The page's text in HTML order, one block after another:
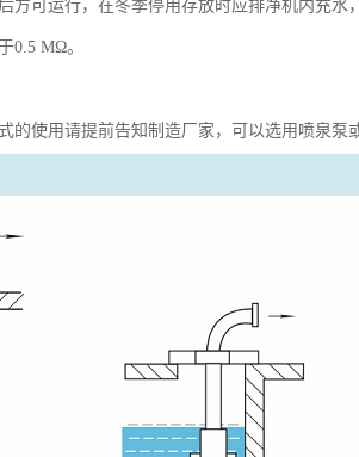
方可运行，在冬季停用存放时应排净机内充水
0.5 MΩ。
的使用请提前告知制造厂家，可以选用喷泉泵